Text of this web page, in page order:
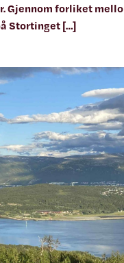
Gjennom forliket
Stortinget […]